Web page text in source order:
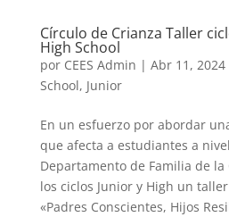
Círculo de Crianza Taller
High School
por CEES Admin | Abr 11, 2024
School, Junior
En un esfuerzo por abordar
que afecta a estudiantes a
Departamento de Familia de la
los ciclos Junior y High un
«Padres Conscientes, Hijos